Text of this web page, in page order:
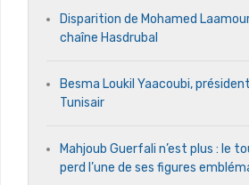
Disparition de Mohamed
chaîne Hasdrubal
Besma Loukil Yaacoubi,
Tunisair
Mahjoub Guerfali n’est plus : le
perd l’une de ses figures